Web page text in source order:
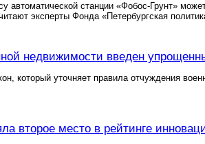
автоматической станции «Фобос-Грунт»
эксперты Фонда «Петербургская
недвижимости введен
который уточняет правила отчуждения
второе место в рейтинге